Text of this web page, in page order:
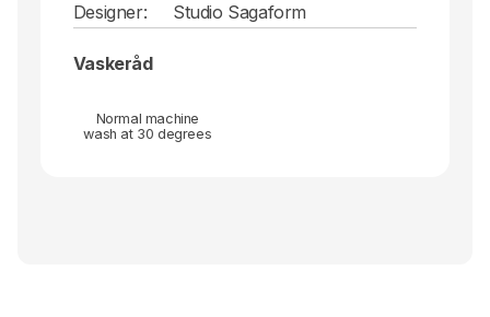
Designer:
Studio Sagaform
Vaskeråd
Normal machine
wash at 30 degrees